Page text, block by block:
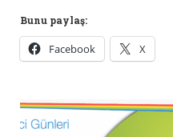
Bunu paylaş:
Facebook X